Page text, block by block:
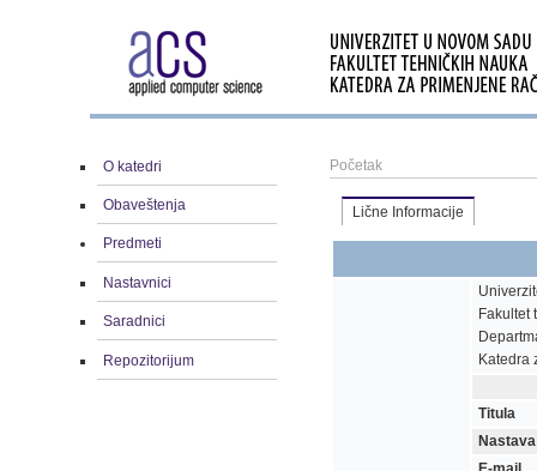
O katedri
Obaveštenja
Predmeti
Nastavnici
Saradnici
Repozitorijum
Početak
Lične Informacije
Fakultet
Katedra
Titula
Nastava